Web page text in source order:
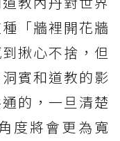
「牆裡開花牆
揪心不捨，但
賓和道教的影
的，一旦清楚
度將會更為寬